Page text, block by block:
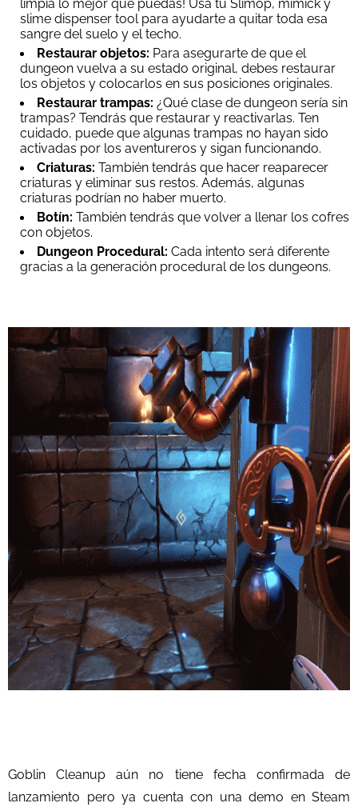
limpia lo mejor que puedas! Usa tu Slimop, mimick y
slime dispenser tool para ayudarte a quitar toda esa
sangre del suelo y el techo.
Restaurar objetos: Para asegurarte de que el
dungeon vuelva a su estado original, debes restaurar
los objetos y colocarlos en sus posiciones originales.
Restaurar trampas: ¿Qué clase de dungeon sería sin
trampas? Tendrás que restaurar y reactivarlas. Ten
cuidado, puede que algunas trampas no hayan sido
activadas por los aventureros y sigan funcionando.
Criaturas: También tendrás que hacer reaparecer
criaturas y eliminar sus restos. Además, algunas
criaturas podrían no haber muerto.
Botín: También tendrás que volver a llenar los cofres
con objetos.
Dungeon Procedural: Cada intento será diferente
gracias a la generación procedural de los dungeons.
Goblin Cleanup aún no tiene fecha confirmada de
lanzamiento pero ya cuenta con una demo en Steam